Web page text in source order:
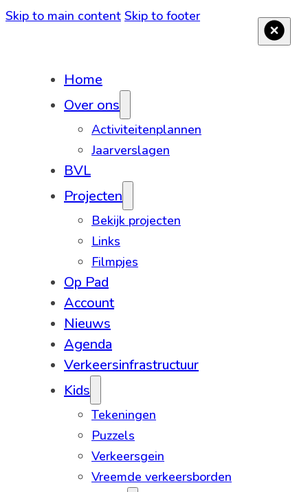
Skip to main content Skip to footer
Home
Over ons
Activiteitenplannen
Jaarverslagen
BVL
Projecten
Bekijk projecten
Links
Filmpjes
Op Pad
Account
Nieuws
Agenda
Verkeersinfrastructuur
Kids
Tekeningen
Puzzels
Verkeersgein
Vreemde verkeersborden